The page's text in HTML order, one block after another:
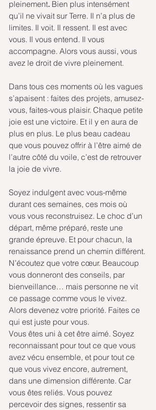
pleinement. Bien plus intensément
qu’il ne vivait sur Terre. Il n’a plus de
limites. Il voit. Il ressent. Il est avec
vous. Il vous entend. Il vous
accompagne. Alors vous aussi, vous
avez le droit de vivre pleinement.
Dans tous ces moments où les vagues
s’apaisent : faites des projets, amusez-
vous, faites-vous plaisir. Chaque petite
joie est une victoire. Et il y en aura de
plus en plus. Le plus beau cadeau
que vous pouvez offrir à l’être aimé de
l’autre côté du voile, c’est de retrouver
la joie de vivre.
Soyez indulgent avec vous-même
durant ces semaines, ces mois où
vous vous reconstruisez. Le choc d’un
départ, même préparé, reste une
grande épreuve. Et pour chacun, la
renaissance prend un chemin différent.
N’écoutez que votre cœur. Beaucoup
vous donneront des conseils, par
bienveillance… mais personne ne vit
ce passage comme vous le vivez.
Alors devenez votre priorité. Faites ce
qui est juste pour vous.
Vous êtes uni à cet être aimé. Soyez
reconnaissant pour tout ce que vous
avez vécu ensemble, et pour tout ce
que vous vivez encore, autrement,
dans une dimension différente. Car
vous êtes reliés. Vous pouvez
percevoir des signes, ressentir sa